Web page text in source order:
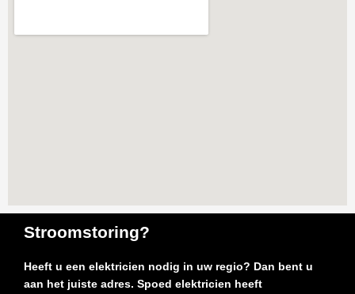
Stroomstoring?
Heeft u een elektricien nodig in uw regio? Dan bent u
aan het juiste adres. Spoed elektricien heeft